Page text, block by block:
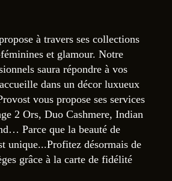
à travers ses collections
et glamour. Notre
saura répondre à vos
dans un décor luxueux
vous propose ses services
2 Ors, Duo Cashmere, Indian
Parce que la beauté de
unique...Profitez désormais de
grâce à la carte de fidélité